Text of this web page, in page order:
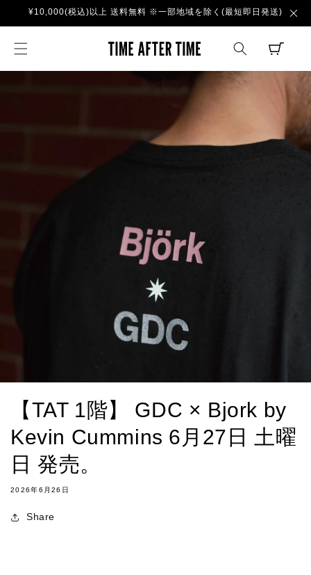
ンツに
進む
¥10,000(税込)以上 送料無料 ※一部地域を除く(最短即日発送)
TIME AFTER
CART
【TAT 1階】 GDC × Bjork by
Kevin Cummins 6月27日 土曜
日 発売。
2026年6月26日
Share